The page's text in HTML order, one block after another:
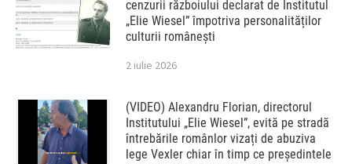
cenzurii războiului declarat de Institutul
„Elie Wiesel” împotriva personalităților
culturii românești
2 iulie 2026
(VIDEO) Alexandru Florian, directorul
Institutului „Elie Wiesel”, evită pe stradă
întrebările românlor vizați de abuziva
lege Vexler chiar în timp ce președintele